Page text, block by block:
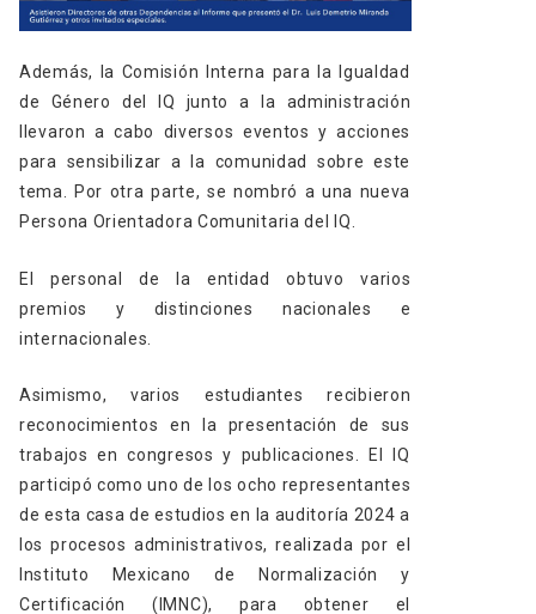
Además, la Comisión Interna para la Igualdad
de Género del IQ junto a la administración
llevaron a cabo diversos eventos y acciones
para sensibilizar a la comunidad sobre este
tema. Por otra parte, se nombró a una nueva
Persona Orientadora Comunitaria del IQ.
El personal de la entidad obtuvo varios
premios y distinciones nacionales e
internacionales.
Asimismo, varios estudiantes recibieron
reconocimientos en la presentación de sus
trabajos en congresos y publicaciones. El IQ
participó como uno de los ocho representantes
de esta casa de estudios en la auditoría 2024 a
los procesos administrativos, realizada por el
Instituto Mexicano de Normalización y
Certificación (IMNC), para obtener el